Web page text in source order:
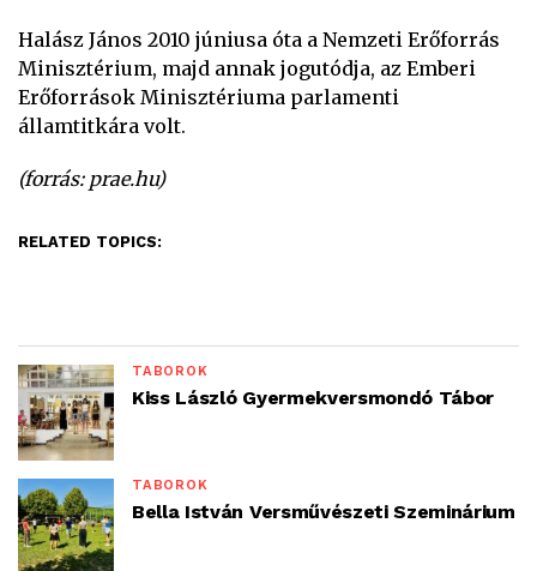
Halász János 2010 júniusa óta a Nemzeti Erőforrás
Minisztérium, majd annak jogutódja, az Emberi
Erőforrások Minisztériuma parlamenti
államtitkára volt.
(forrás: prae.hu)
RELATED TOPICS:
TÁBOROK
Kiss László Gyermekversmondó Tábor
TÁBOROK
Bella István Versművészeti Szeminárium